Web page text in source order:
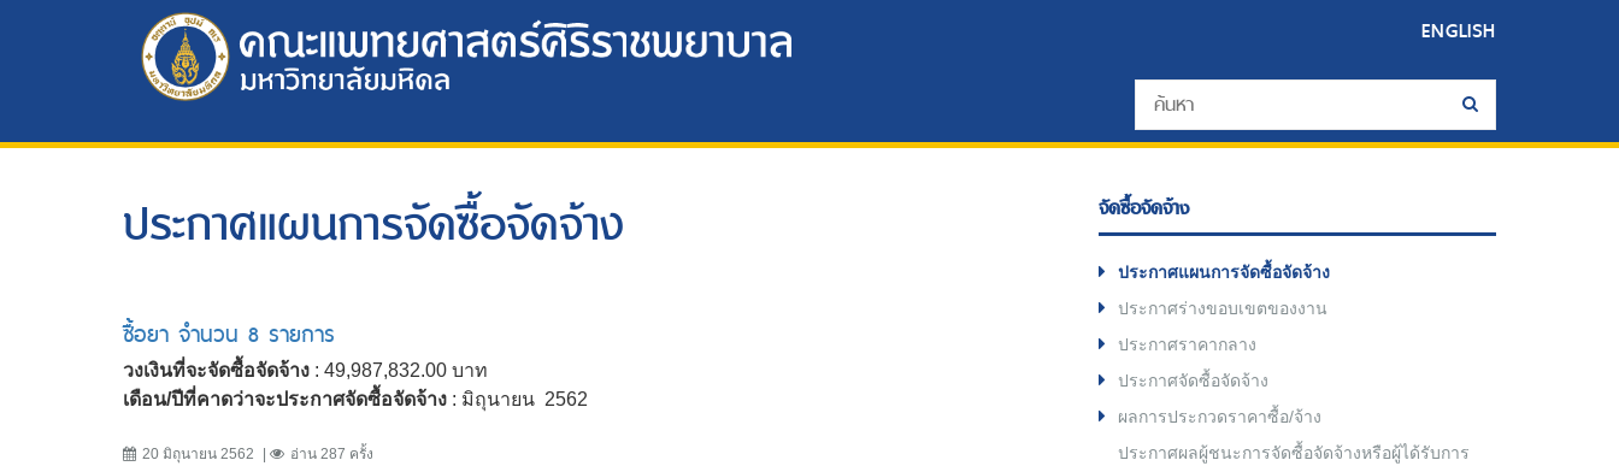
ENGLISH
ประกาศแผนการจัดซื้อจัดจ้าง
ซื้อยา จำนวน 8 รายการ
วงเงินที่จะจัดซื้อจัดจ้าง : 49,987,832.00 บาท
เดือน/ปีที่คาดว่าจะประกาศจัดซื้อจัดจ้าง : มิถุนายน 2562
20 มิถุนายน 2562 อ่าน 287 ครั้ง
จัดซื้อจัดจ้าง
ประกาศแผนการจัดซื้อจัดจ้าง
ประกาศร่างขอบเขตของงาน
ประกาศราคากลาง
ประกาศจัดซื้อจัดจ้าง
ผลการประกวดราคาซื้อ/จ้าง
ประกาศผลผู้ชนะการจัดซื้อจัดจ้างหรือผู้ได้รับการ